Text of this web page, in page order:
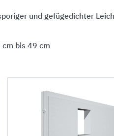
und gefügedichter
cm bis 49 cm